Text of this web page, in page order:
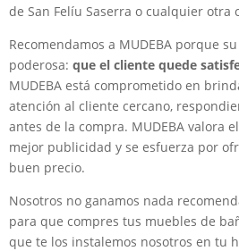
de San Felíu Saserra o cualquier otra
Recomendamos a MUDEBA porque
poderosa: que el cliente quede
MUDEBA está comprometido en
atención al cliente cercano,
antes de la compra. MUDEBA valora
mejor publicidad y se esfuerza por
buen precio.
Nosotros no ganamos nada
para que compres tus muebles de
que te los instalemos nosotros en tu